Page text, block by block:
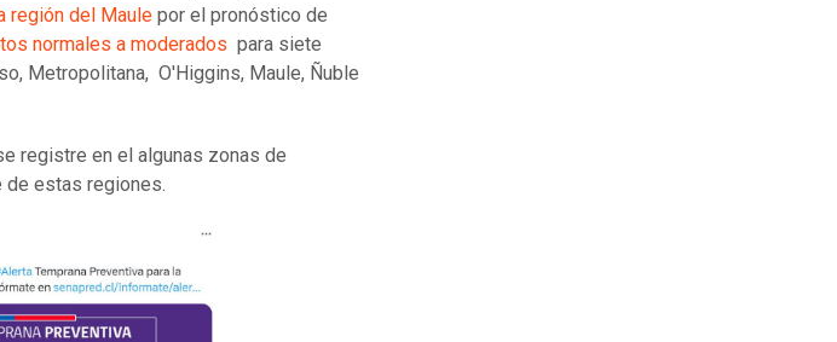
región del Maule por el pronóstico de
normales a moderados para siete
Metropolitana, O'Higgins, Maule, Ñuble
registre en el algunas zonas de
de estas regiones.